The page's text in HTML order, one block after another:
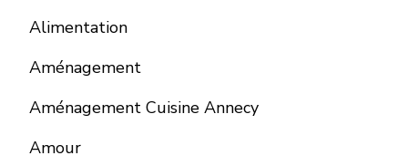
Alimentation
Aménagement
Aménagement Cuisine Annecy
Amour